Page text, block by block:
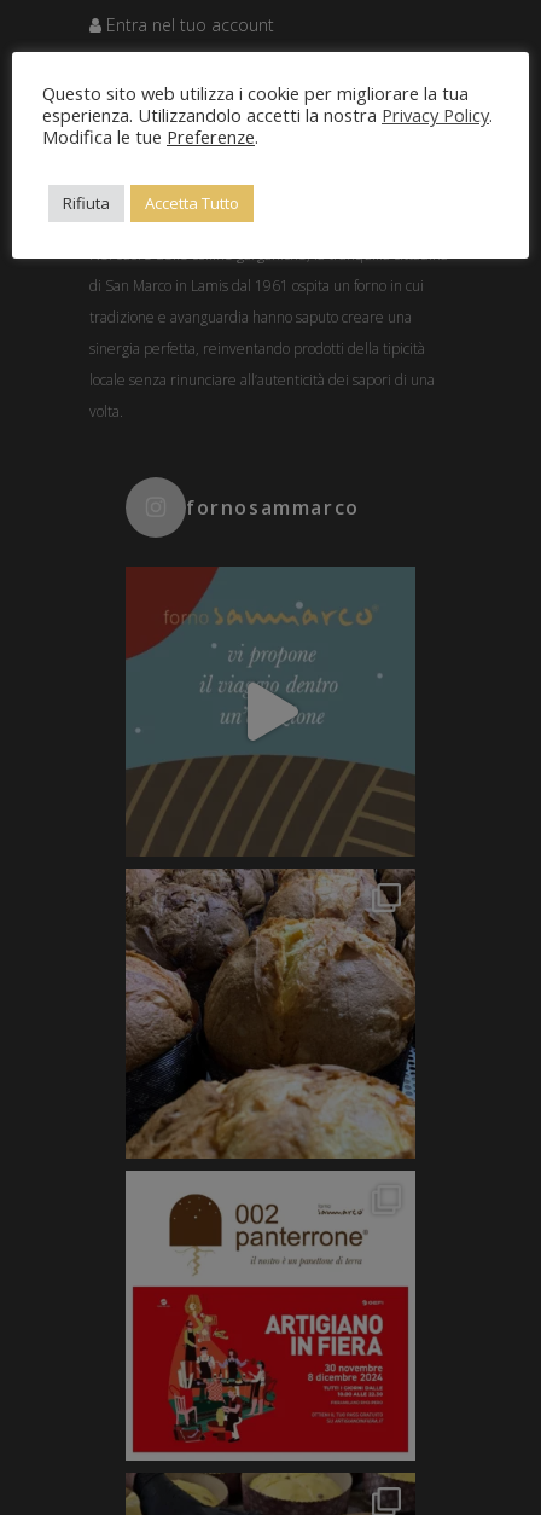
Entra nel tuo account
Nel cuore delle colline garganiche, la tranquilla cittadina
di San Marco in Lamis dal 1961 ospita un forno in cui
tradizione e avanguardia hanno saputo creare una
sinergia perfetta, reinventando prodotti della tipicità
locale senza rinunciare all’autenticità dei sapori di una
volta.
fornosammarco
Questo sito web utilizza i cookie per migliorare la tua
esperienza. Utilizzandolo accetti la nostra Privacy Policy.
Modifica le tue Preferenze.
Rifiuta Accetta Tutto